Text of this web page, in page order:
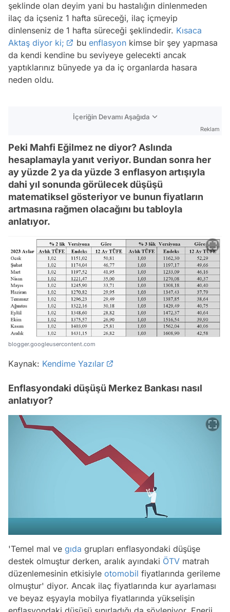
şeklinde olan deyim yani bu hastalığın dinlenmeden
ilaç da içseniz 1 hafta süreceği, ilaç içmeyip
dinlenseniz de 1 hafta süreceği şeklindedir. Kısaca
Aktaş diyor ki;
bu enflasyon kimse bir şey yapmasa
da kendi kendine bu seviyeye gelecekti ancak
yaptıklarınız bünyede ya da iç organlarda hasara
neden oldu.
İçeriğin Devamı Aşağıda
Reklam
Peki Mahfi Eğilmez ne diyor? Aslında
hesaplamayla yanıt veriyor. Bundan sonra her
ay yüzde 2 ya da yüzde 3 enflasyon artışıyla
dahi yıl sonunda görülecek düşüşü
matematiksel gösteriyor ve bunun fiyatların
artmasına rağmen olacağını bu tabloyla
anlatıyor.
blogger.googleusercontent.com
Kaynak: Kendime Yazılar
Enflasyondaki düşüşü Merkez Bankası nasıl
anlatıyor?
'Temel mal ve gıda grupları enflasyondaki düşüşe
destek olmuştur derken, aralık ayındaki ÖTV matrah
düzenlemesinin etkisiyle otomobil fiyatlarında gerileme
olmuştur' diyor. Ancak ilaç fiyatlarında kur ayarlaması
ve beyaz eşyayla mobilya fiyatlarında yükselişin